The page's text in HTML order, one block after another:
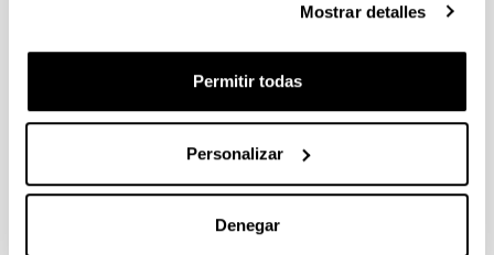
Mostrar detalles
Permitir todas
Personalizar
Denegar
(pdf, 1 Mb)
Noviembre 2020
La Empresa Familiar Vasca en el
contexto europeo. El desafío de crecer,
madurar y permanecer (pdf, 407 Kb)